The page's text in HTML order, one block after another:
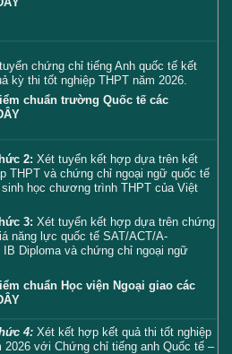
chứng chỉ tiếng Anh quốc tế kết
kỳ thi tốt nghiệp THPT năm 2026.
chuẩn trường Quốc tế các
2: Xét tuyển kết hợp dựa trên kết
THPT và chứng chỉ ngoại ngữ quốc tế
học chương trình THPT của Việt
3: Xét tuyển kết hợp dựa trên chứng
năng lực quốc tế SAT/ACT/A-
IB Diploma và chứng chỉ ngoại ngữ
chuẩn Học viện Ngoại giao các
4:Xét kết hợp kết quả thi tốt nghiệp
2026 với Chứng chỉ tiếng anh Quốc tế –